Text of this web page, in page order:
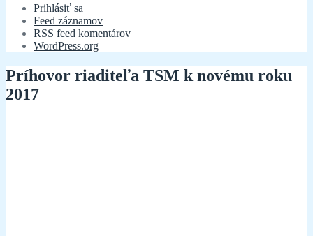
Prihlásiť sa
Feed záznamov
RSS feed komentárov
WordPress.org
Príhovor riaditeľa TSM k novému roku
2017